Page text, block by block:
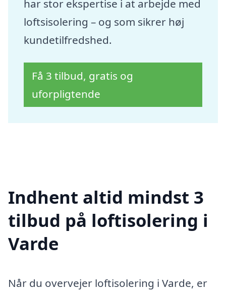
har stor ekspertise i at arbejde med
loftsisolering – og som sikrer høj
kundetilfredshed.
Få 3 tilbud, gratis og
uforpligtende
Indhent altid mindst 3
tilbud på loftisolering i
Varde
Når du overvejer loftisolering i Varde, er